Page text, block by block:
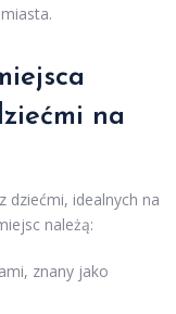
na
dziećmi, idealnych na
należą:
znany jako